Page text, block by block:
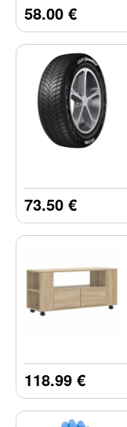
58.00 €
73.50 €
118.99 €